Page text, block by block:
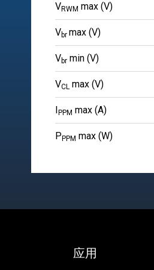
VRWM max (V)
Vbr max (V)
Vbr min (V)
VCL max (V)
PPM max (A)
P PPM max (W)
应用